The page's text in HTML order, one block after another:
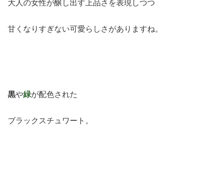
大人の女性が醸し出す上品さを表現しつつ
甘くなりすぎない可愛らしさがありますね。
黒や緑が配色された
ブラックスチュワート。